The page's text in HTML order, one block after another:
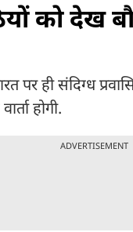
को देख
पर ही संदिग्ध
होगी.
ADVERTISEMENT